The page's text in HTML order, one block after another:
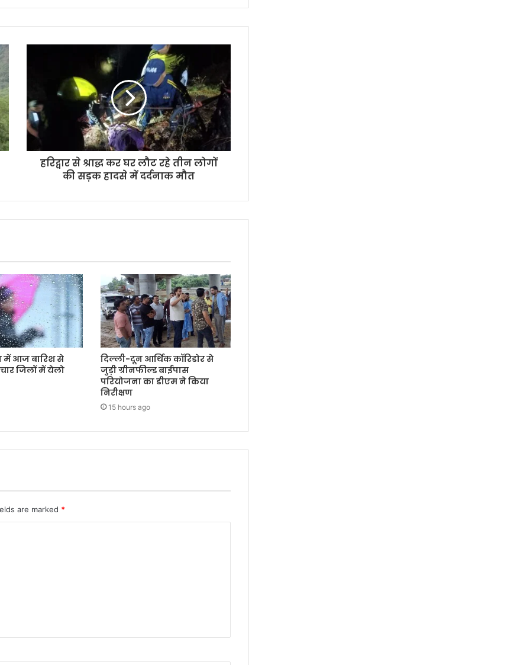
हरिद्वार से श्राद्ध कर घर लौट रहे तीन लोगों
की सड़क हादसे में दर्दनाक मौत
में आज बारिश से
जिलों में येलो
दिल्ली-दून आर्थिक कॉरिडोर से
जुड़ी ग्रीनफील्ड बाईपास
परियोजना का डीएम ने किया
निरीक्षण
15 hours ago
are marked *